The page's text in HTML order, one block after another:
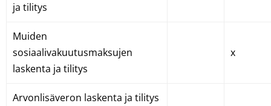
ja tilitys
Muiden
sosiaalivakuutusmaksujen
laskenta ja tilitys
x
Arvonlisäveron laskenta ja tilitys